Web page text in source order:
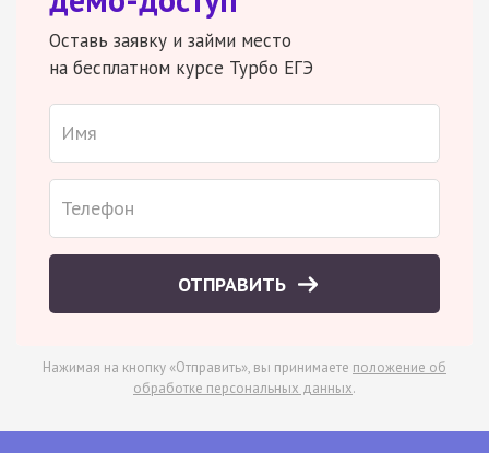
Оставь заявку и займи место
на бесплатном курсе Турбо ЕГЭ
ОТПРАВИТЬ
Нажимая на кнопку «Отправить», вы принимаете положение об
обработке персональных данных.